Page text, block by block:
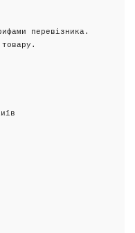
перевізника.